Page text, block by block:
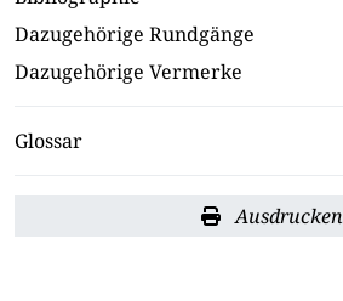
Dazugehörige Rundgänge
Dazugehörige Vermerke
Glossar
Ausdrucken